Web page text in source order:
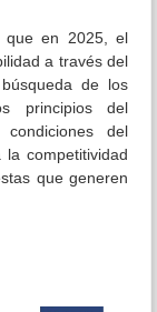
que en 2025, el
a través del
de los
principios del
del
competitividad
que generen